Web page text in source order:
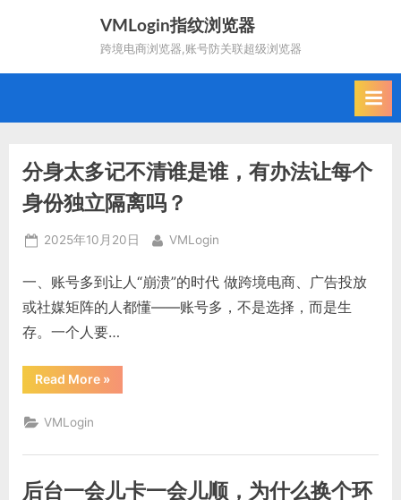
VMLogin指纹浏览器
跨境电商浏览器,账号防关联超级浏览器
分身太多记不清谁是谁，有办法让每个
身份独立隔离吗？
Posted
2025年10月20日 By
VMLogin
一、账号多到让人“崩溃”的时代 做跨境电商、广告投放
或社媒矩阵的人都懂——账号多，不是选择，而是生
存。一个人要…
Read More“分
身
清
是
谁，
»
VMLogin
后台一会儿卡一会儿顺，为什么换个环